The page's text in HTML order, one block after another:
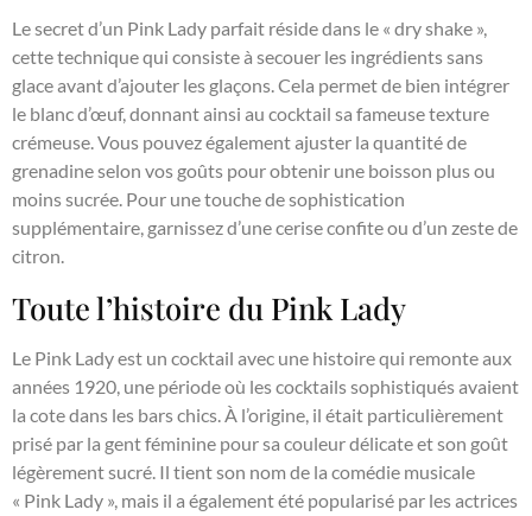
Le secret d’un Pink Lady parfait réside dans le « dry shake »,
cette technique qui consiste à secouer les ingrédients sans
glace avant d’ajouter les glaçons. Cela permet de bien intégrer
le blanc d’œuf, donnant ainsi au cocktail sa fameuse texture
crémeuse. Vous pouvez également ajuster la quantité de
grenadine selon vos goûts pour obtenir une boisson plus ou
moins sucrée. Pour une touche de sophistication
supplémentaire, garnissez d’une cerise confite ou d’un zeste de
citron.
Toute l’histoire du Pink Lady
Le Pink Lady est un cocktail avec une histoire qui remonte aux
années 1920, une période où les cocktails sophistiqués avaient
la cote dans les bars chics. À l’origine, il était particulièrement
prisé par la gent féminine pour sa couleur délicate et son goût
légèrement sucré. Il tient son nom de la comédie musicale
« Pink Lady », mais il a également été popularisé par les actrices